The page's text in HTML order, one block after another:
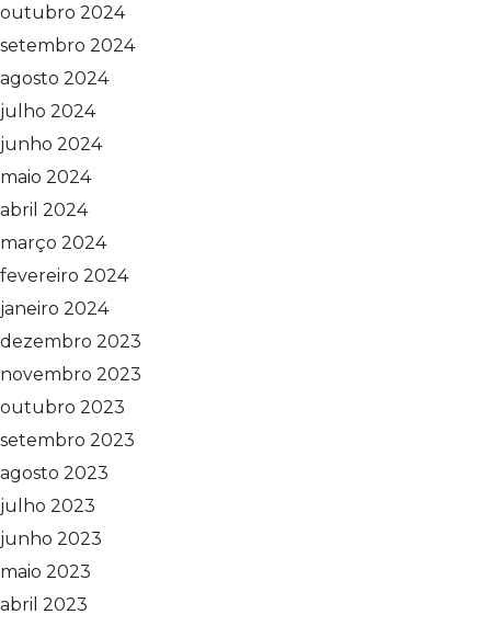
outubro 2024
setembro 2024
agosto 2024
julho 2024
junho 2024
maio 2024
abril 2024
março 2024
fevereiro 2024
janeiro 2024
dezembro 2023
novembro 2023
outubro 2023
setembro 2023
agosto 2023
julho 2023
junho 2023
maio 2023
abril 2023